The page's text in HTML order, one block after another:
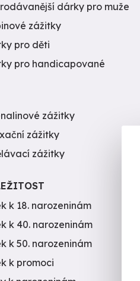
dárky pro muže
zážitky
pro děti
pro handicapované
zážitky
zážitky
zážitky
k 18. narozeninám
k 40. narozeninám
k 50. narozeninám
k promoci